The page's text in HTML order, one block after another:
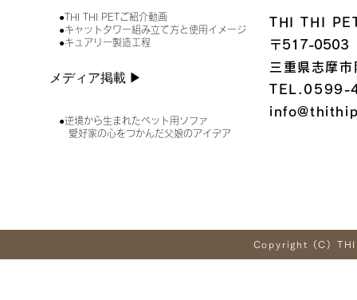
●THI THI PETご紹介動画
●キャットタワー組み立て方と使用イメージ
●キュアリー製造工程
メディア掲載 ▶︎
●逆境から生まれたペット用ソファ
愛好家の心をつかんだ父娘のアイデア
THI THI
〒517-0503
三重県志摩
TEL.0599-
Copyright (C)